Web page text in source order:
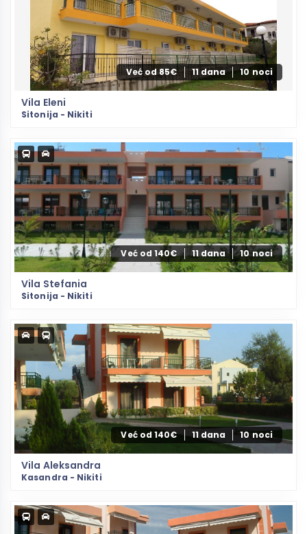
Već od 85€ 11 dana 10 noci
Vila Eleni
Sitonija - Nikiti
Već od 140€ 11 dana 10 noci
Vila Stefania
Sitonija - Nikiti
Već od 140€ 11 dana 10 noci
Vila Aleksandra
Kasandra - Nikiti